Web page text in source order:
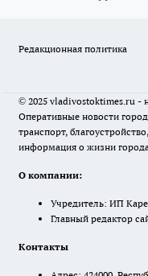
Редакционная политика
© 2025 vladivostoktimes.ru -
Оперативные новости
транспорт,
информация о жизни
О компании:
Учредитель: ИП
Главный редактор
Контакты